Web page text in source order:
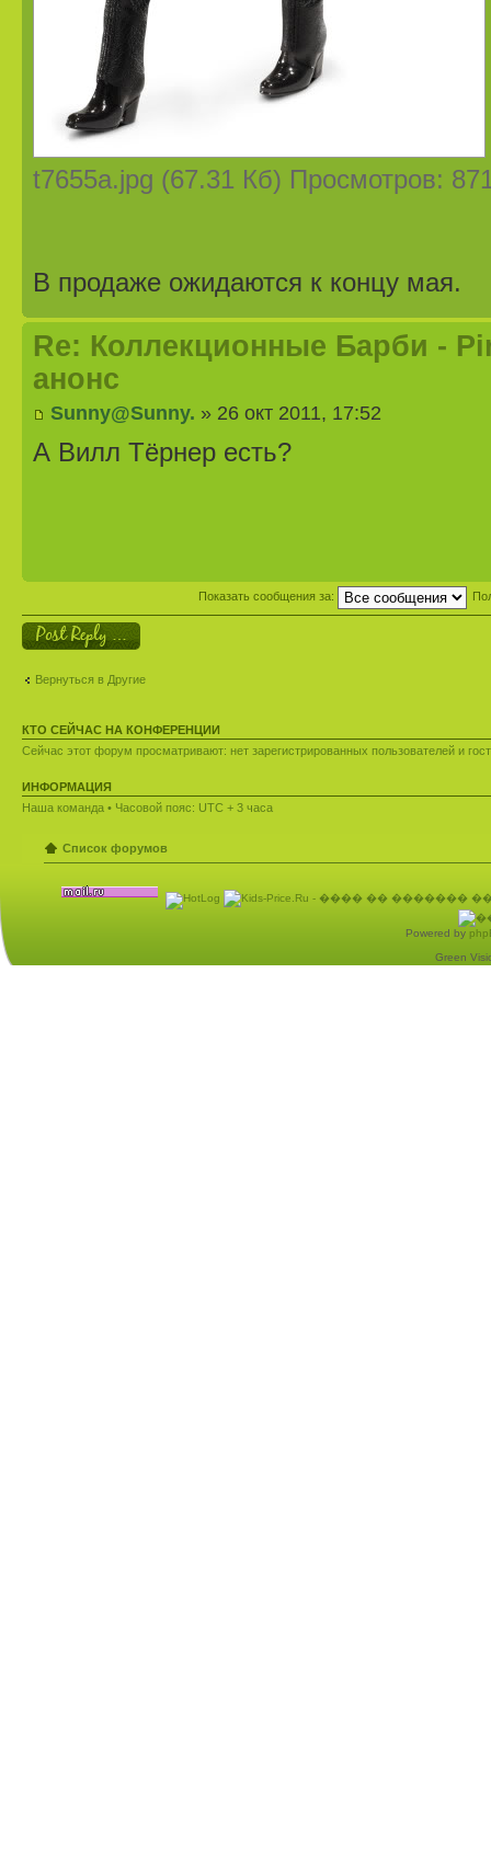
t7655a.jpg (67.31 Кб) Просмотров:
В продаже ожидаются к концу мая.
Re: Коллекционные Барби -
анонс
Sunny@Sunny. » 26 окт 2011, 17:52
А Вилл Тёрнер есть?
Показать сообщения за:
Ответить
Вернуться в Другие
КТО СЕЙЧАС НА КОНФЕРЕНЦИИ
Сейчас этот форум просматривают: нет зарегистрированных пользователей и
ИНФОРМАЦИЯ
Наша команда • Часовой пояс: UTC + 3 часа
Список форумов
Powered by
Green